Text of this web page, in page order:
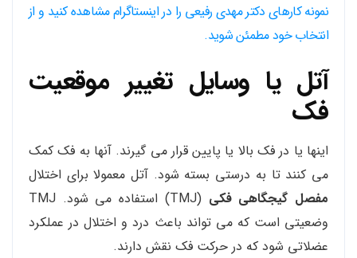
نمونه کارهای دکتر مهدی رفیعی را در اینستاگرام مشاهده کنید و از
انتخاب خود مطمئن شوید.
آتل یا وسایل تغییر موقعیت
فک
اینها یا در فک بالا یا پایین قرار می گیرند. آنها به فک کمک
می کنند تا به درستی بسته شود. آتل معمولا برای اختلال
مفصل گیجگاهی فکی
(TMJ) استفاده می شود. TMJ
وضعیتی است که می تواند باعث درد و اختلال در عملکرد
عضلاتی شود که در حرکت فک نقش دارند.